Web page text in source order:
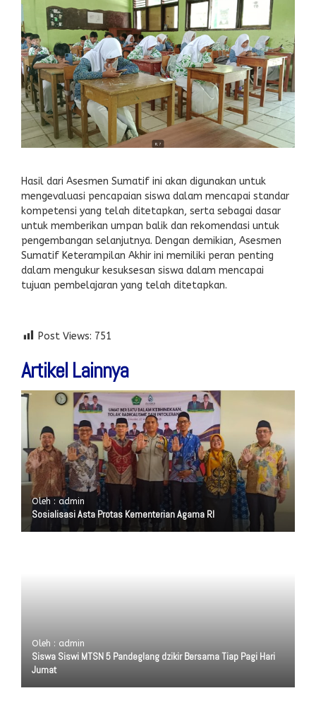
Hasil dari Asesmen Sumatif ini akan digunakan untuk
mengevaluasi pencapaian siswa dalam mencapai standar
kompetensi yang telah ditetapkan, serta sebagai dasar
untuk memberikan umpan balik dan rekomendasi untuk
pengembangan selanjutnya. Dengan demikian, Asesmen
Sumatif Keterampilan Akhir ini memiliki peran penting
dalam mengukur kesuksesan siswa dalam mencapai
tujuan pembelajaran yang telah ditetapkan.
Post Views: 751
Artikel Lainnya
Oleh : admin
Sosialisasi Asta Protas Kementerian Agama RI
Oleh : admin
Siswa Siswi MTSN 5 Pandeglang dzikir Bersama Tiap Pagi Hari
Jumat